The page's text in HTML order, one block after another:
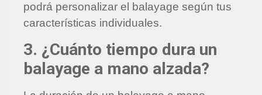
podrá personalizar el balayage según tus
características individuales.
3. ¿Cuánto tiempo dura un
balayage a mano alzada?